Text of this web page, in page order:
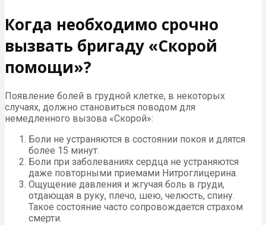
Когда необходимо срочно
вызвать бригаду «Скорой
помощи»?
Появление болей в грудной клетке, в некоторых
случаях, должно становиться поводом для
немедленного вызова «Скорой»:
Боли не устраняются в состоянии покоя и длятся
более 15 минут.
Боли при заболеваниях сердца не устраняются
даже повторными приемами Нитроглицерина.
Ощущение давления и жгучая боль в груди,
отдающая в руку, плечо, шею, челюсть, спину.
Такое состояние часто сопровождается страхом
смерти.